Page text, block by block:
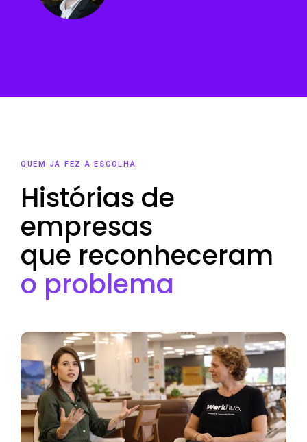
QUEM JÁ FEZ A ESCOLHA
Histórias de
empresas
que reconheceram
o problema